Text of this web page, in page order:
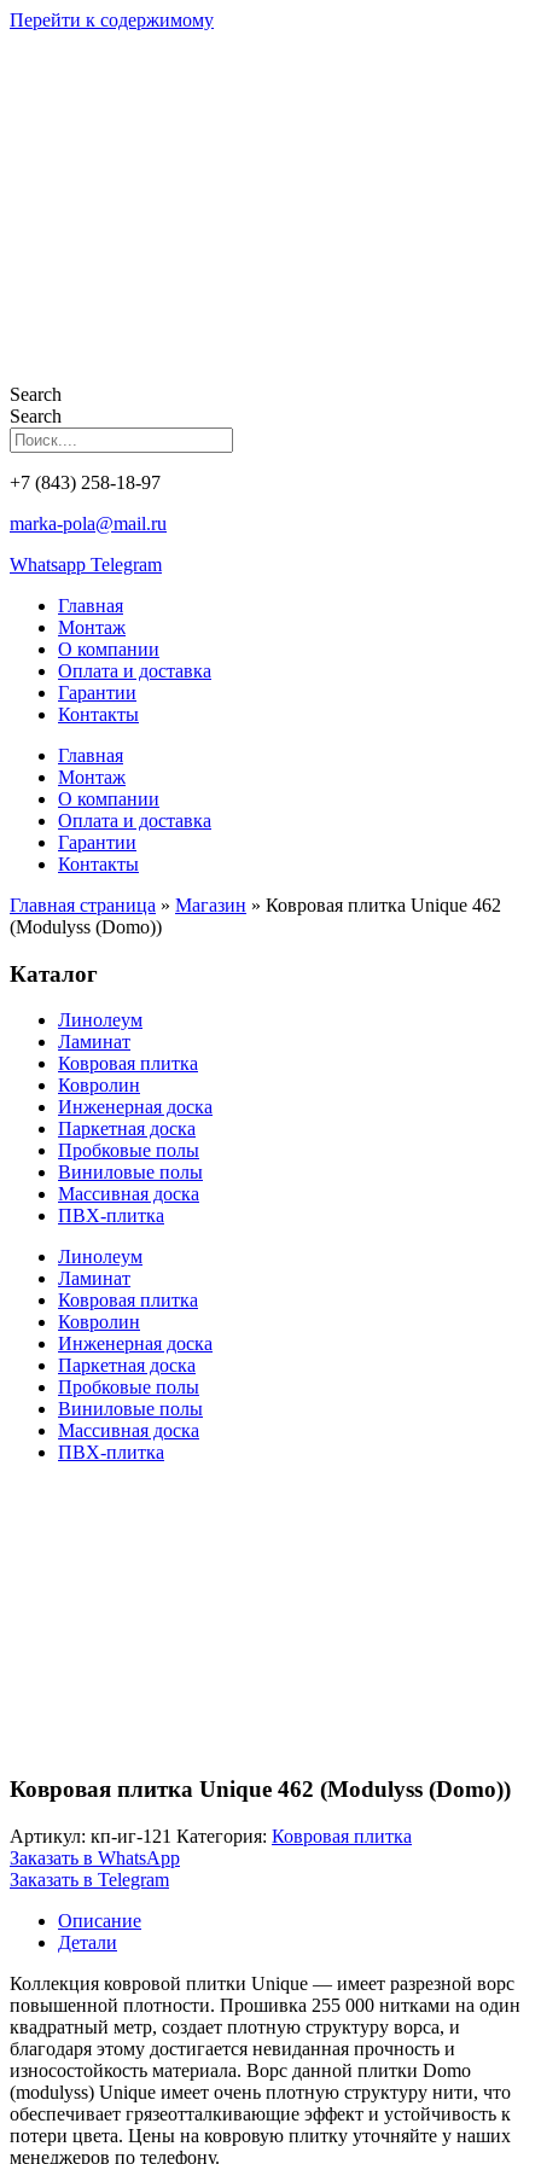
Перейти к содержимому
Search
Search
+7 (843) 258-18-97
marka-pola@mail.ru
Whatsapp Telegram
Главная
Монтаж
О компании
Оплата и доставка
Гарантии
Контакты
Главная
Монтаж
О компании
Оплата и доставка
Гарантии
Контакты
Главная страница » Магазин » Ковровая плитка Unique 462
(Modulyss (Domo))
Каталог
Линолеум
Ламинат
Ковровая плитка
Ковролин
Инженерная доска
Паркетная доска
Пробковые полы
Виниловые полы
Массивная доска
ПВХ-плитка
Линолеум
Ламинат
Ковровая плитка
Ковролин
Инженерная доска
Паркетная доска
Пробковые полы
Виниловые полы
Массивная доска
ПВХ-плитка
Ковровая плитка Unique 462 (Modulyss (Domo))
Артикул: кп-иг-121 Категория: Ковровая плитка
Заказать в WhatsApp
Заказать в Telegram
Описание
Детали
Коллекция ковровой плитки Unique — имеет разрезной ворс
повышенной плотности. Прошивка 255 000 нитками на один
квадратный метр, создает плотную структуру ворса, и
благодаря этому достигается невиданная прочность и
износостойкость материала. Ворс данной плитки Domo
(modulyss) Unique имеет очень плотную структуру нити, что
обеспечивает грязеотталкивающие эффект и устойчивость к
потери цвета. Цены на ковровую плитку уточняйте у наших
менеджеров по телефону.